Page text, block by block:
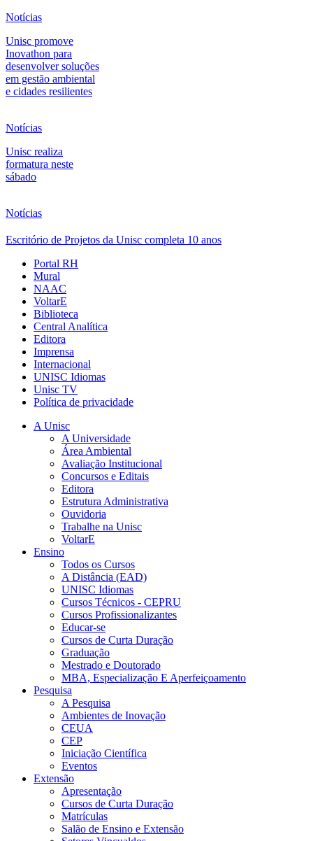
Notícias
Unisc promove
Inovathon para
desenvolver soluções
em gestão ambiental
e cidades resilientes
Notícias
Unisc realiza
formatura neste
sábado
Notícias
Escritório de Projetos da Unisc completa 10 anos
Portal RH
Mural
NAAC
VoltarE
Biblioteca
Central Analítica
Editora
Imprensa
Internacional
UNISC Idiomas
Unisc TV
Política de privacidade
A Unisc
A Universidade
Área Ambiental
Avaliação Institucional
Concursos e Editais
Editora
Estrutura Administrativa
Ouvidoria
Trabalhe na Unisc
VoltarE
Ensino
Todos os Cursos
A Distância (EAD)
UNISC Idiomas
Cursos Técnicos - CEPRU
Cursos Profissionalizantes
Educar-se
Cursos de Curta Duração
Graduação
Mestrado e Doutorado
MBA, Especialização E Aperfeiçoamento
Pesquisa
A Pesquisa
Ambientes de Inovação
CEUA
CEP
Iniciação Científica
Eventos
Extensão
Apresentação
Cursos de Curta Duração
Matrículas
Salão de Ensino e Extensão